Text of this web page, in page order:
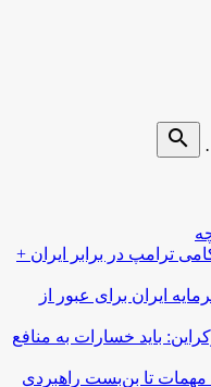
search
ترامپ در برابر ایران +
ایران برای عبور از
باید خسارات به منافع
مهمات تا بن‌بست راهبردی